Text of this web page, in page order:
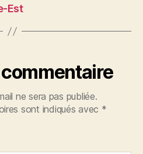
Est
ne sera pas publiée.
sont indiqués avec *